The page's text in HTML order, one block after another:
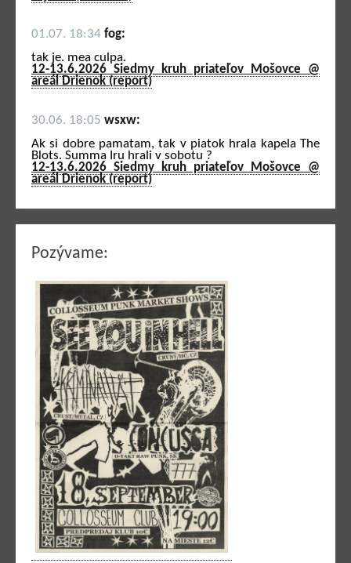
01.07. 18:34 fog:
tak je. mea culpa.
12-13.6.2026 Siedmy kruh priateľov Mošovce @
areál Drienok (report)
30.06. 18:05 wsxw:
Ak si dobre pamatam, tak v piatok hrala kapela The
Blots. Summa Iru hrali v sobotu ?
12-13.6.2026 Siedmy kruh priateľov Mošovce @
areál Drienok (report)
Pozývame: